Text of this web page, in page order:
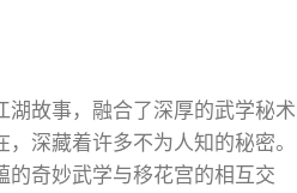
湖故事，融合了深厚的武学秘术
深藏着许多不为人知的秘密。
的奇妙武学与移花宫的相互交